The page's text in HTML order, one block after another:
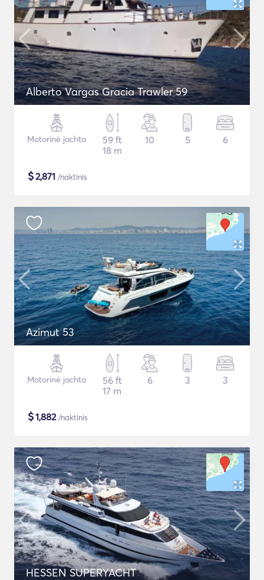
Alberto Vargas Gracia Trawler 59
Motorinė jachta
59 ft
18 m
10 5 6
$2,871 /naktinis
Azimut 53
Motorinė jachta
56 ft
17 m
6 3 3
$1,882/naktinis
HESSEN SUPERYACHT